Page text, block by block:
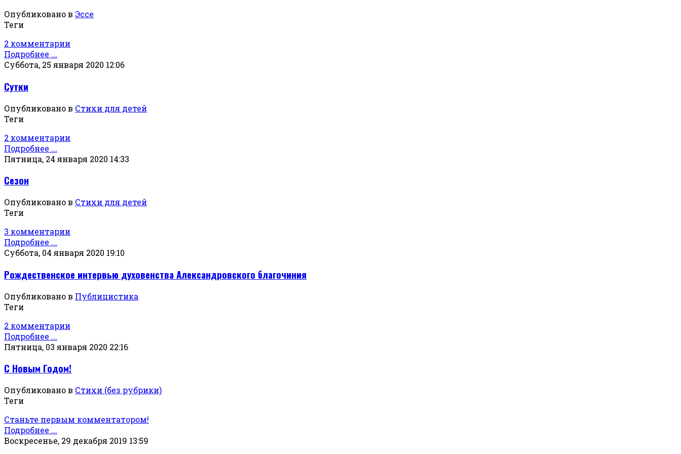
Опубликовано в Эссе
Теги
2 комментарии
Подробнее ...
Суббота, 25 января 2020 12:06
Сутки
Опубликовано в Стихи для детей
Теги
2 комментарии
Подробнее ...
Пятница, 24 января 2020 14:33
Сезон
Опубликовано в Стихи для детей
Теги
3 комментарии
Подробнее ...
Суббота, 04 января 2020 19:10
Рождественское интервью духовенства Александровского благочиния
Опубликовано в Публицистика
Теги
2 комментарии
Подробнее ...
Пятница, 03 января 2020 22:16
С Новым Годом!
Опубликовано в Стихи (без рубрики)
Теги
Станьте первым комментатором!
Подробнее ...
Воскресенье, 29 декабря 2019 13:59